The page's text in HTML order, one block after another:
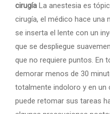
cirugía La anestesia es
cirugía, el médico hace una
se inserta el lente con un
que se despliegue
que no requiere puntos. En
demorar menos de 30
totalmente indoloro y en un
puede retomar sus tareas